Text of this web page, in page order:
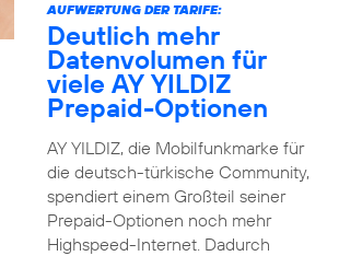
AUFWERTUNG DER TARIFE:
Deutlich mehr
Datenvolumen für
viele AY YILDIZ
Prepaid-Optionen
AY YILDIZ, die Mobilfunkmarke für
die deutsch-türkische Community,
spendiert einem Großteil seiner
Prepaid-Optionen noch mehr
Highspeed-Internet. Dadurch